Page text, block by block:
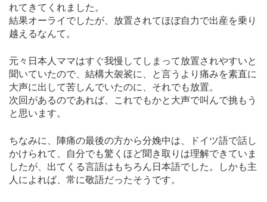
れてきてくれました。
結果オーライでしたが、放置されてほぼ自力で出産を乗り
越えるなんて。
元々日本人ママはすぐ我慢してしまって放置されやすいと
聞いていたので、結構大袈裟に、と言うより痛みを素直に
大声に出して苦しんでいたのに、それでも放置。
次回があるのであれば、これでもかと大声で叫んで挑もう
と思います。
ちなみに、陣痛の最後の方から分娩中は、ドイツ語で話し
かけられて、自分でも驚くほど聞き取りは理解できていま
したが、出てくる言語はもちろん日本語でした。しかも主
人によれば、常に敬語だったそうです。